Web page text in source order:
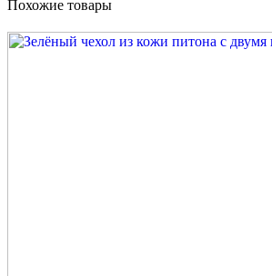
Похожие товары